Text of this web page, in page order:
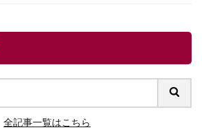
全記事一覧はこちら